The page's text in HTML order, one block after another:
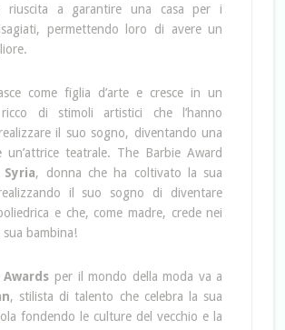
riuscita a garantire una casa per i
permettendo loro di avere un
come figlia d’arte e cresce in un
ricco di stimoli artistici che l’hanno
il suo sogno, diventando una
un’attrice teatrale. The Barbie Award
Syria, donna che ha coltivato la sua
il suo sogno di diventare
e che, come madre, crede nei
sua bambina!
per il mondo della moda va a
, stilista di talento che celebra la sua
fondendo le culture del vecchio e la